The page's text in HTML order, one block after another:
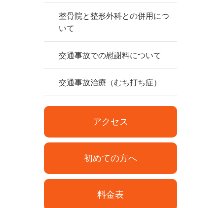
整骨院と整形外科との併用につ
いて
交通事故での慰謝料について
交通事故治療（むち打ち症）
アクセス
初めての方へ
料金表